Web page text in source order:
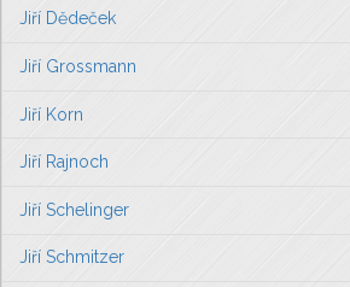
Jiří Dědeček
Jiří Grossmann
Jiří Korn
Jiří Rajnoch
Jiří Schelinger
Jiří Schmitzer